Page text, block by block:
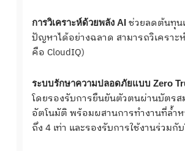
การวิเคราะห์ด้วยพลัง AIช่วยลดต้นทุน
ปัญหาได้อย่างฉลาด สามารถวิเครา
คือ CloudIQ)
ระบบรักษาความปลอดภัยแบบ Zero
โดยรองรับการยืนยันตัวตนผ่านบัตรส
อัตโนมัติ พร้อมผสานการทำงานที่ล้ำห
ถึง 4 เท่า และรองรับการใช้งานร่วมกั